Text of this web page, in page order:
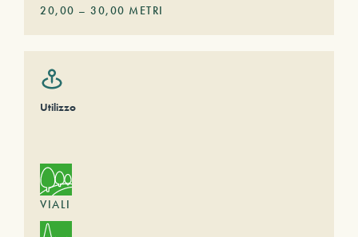
20,00 – 30,00 METRI
Utilizzo
VIALI